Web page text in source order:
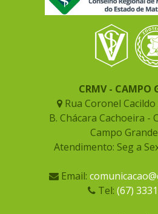
CRMV - CAMPO
Rua Coronel
B. Chácara Cachoeira -
Campo
Atendimento: Seg a
Email:
Tel: (67)